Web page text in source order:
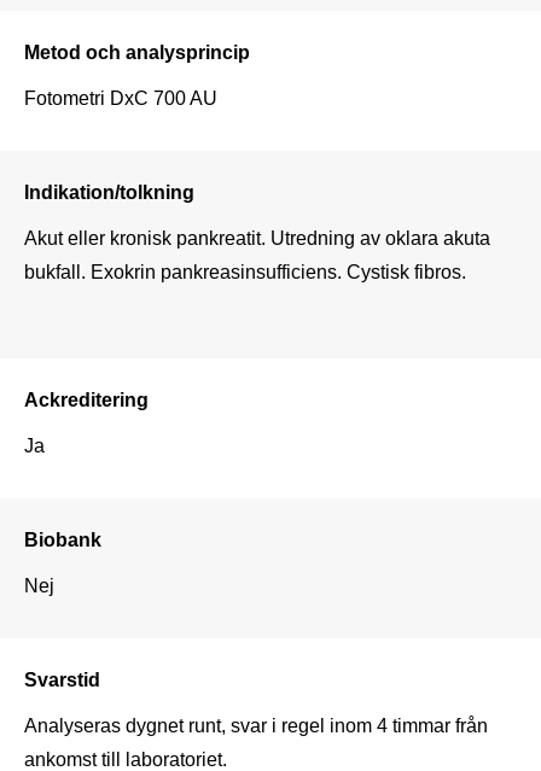
Metod och analysprincip
Fotometri DxC 700 AU
Indikation/tolkning
Akut eller kronisk pankreatit. Utredning av oklara akuta
bukfall. Exokrin pankreasinsufficiens. Cystisk fibros.
Ackreditering
Ja
Biobank
Nej
Svarstid
Analyseras dygnet runt, svar i regel inom 4 timmar från
ankomst till laboratoriet.